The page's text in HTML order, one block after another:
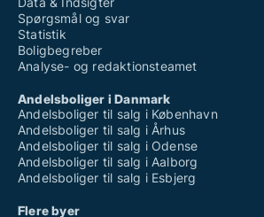
Spørgsmål og svar
Statistik
Boligbegreber
Analyse- og redaktionsteamet
Andelsboliger i Danmark
Andelsboliger til salg i København
Andelsboliger til salg i Århus
Andelsboliger til salg i Odense
Andelsboliger til salg i Aalborg
Andelsboliger til salg i Esbjerg
Flere byer